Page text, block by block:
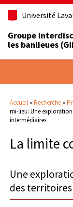
Université
Groupe
les banlieues
Accueil » Recherche »
mi-lieu: Une
intermédiaires
La limite
Une
des